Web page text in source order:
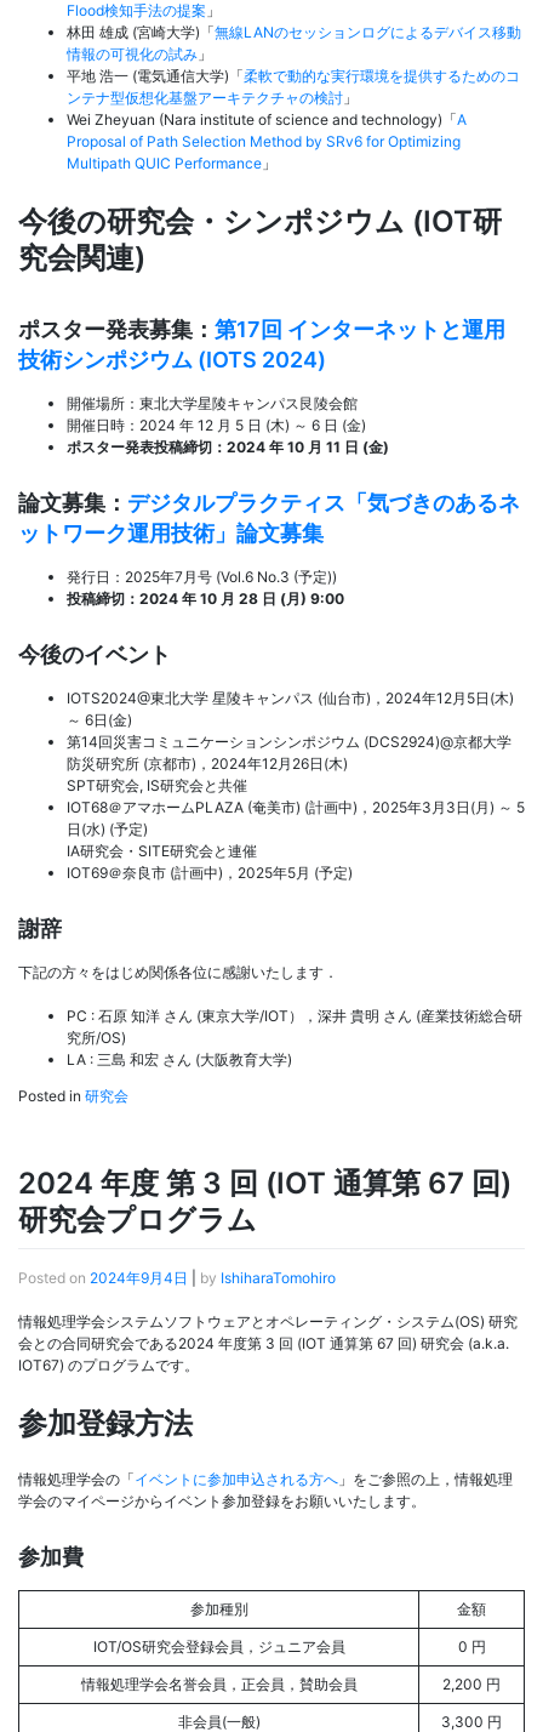
Flood検知手法の提案 」
林田 雄成 (宮崎大学)「無線LANのセッションログによるデバイス移動
情報の可視化の試み 」
平地 浩一 (電気通信大学)「柔軟で動的な実行環境を提供するためのコ
ンテナ型仮想化基盤アーキテクチャの検討 」
Wei Zheyuan (Nara institute of science and technology)「A
Proposal of Path Selection Method by SRv6 for Optimizing
Multipath QUIC Performance 」
今後の研究会・シンポジウム (IOT研
究会関連)
ポスター発表募集： 第17回 インターネットと運用
技術シンポジウム (IOTS 2024)
開催場所：東北大学星陵キャンパス艮陵会館
開催日時：2024 年 12 月 5 日 (木) ～ 6 日 (金)
ポスター発表投稿締切：2024 年 10 月 11 日 (金)
論文募集： デジタルプラクティス「気づきのあるネ
ットワーク運用技術」論文募集
発行日：2025年7月号 (Vol.6 No.3 (予定))
投稿締切：2024 年 10 月 28 日 (月) 9:00
今後のイベント
IOTS2024@東北大学 星陵キャンパス (仙台市)，2024年12月5日(木)
～ 6日(金)
第14回災害コミュニケーションシンポジウム (DCS2924)@京都大学
防災研究所 (京都市)，2024年12月26日(木)
SPT研究会, IS研究会と共催
IOT68＠アマホームPLAZA (奄美市) (計画中)，2025年3月3日(月) ～ 5
日(水) (予定)
IA研究会・SITE研究会と連催
IOT69＠奈良市 (計画中)，2025年5月 (予定)
謝辞
下記の方々をはじめ関係各位に感謝いたします．
PC : 石原 知洋 さん (東京大学/IOT），深井 貴明 さん (産業技術総合研
究所/OS)
LA : 三島 和宏 さん (大阪教育大学)
Posted in 研究会
2024 年度 第 3 回 (IOT 通算第 67 回)
研究会プログラム
Posted on 2024年9月4日 by IshiharaTomohiro
情報処理学会システムソフトウェアとオペレーティング・システム(OS) 研究
会との合同研究会である2024 年度第 3 回 (IOT 通算第 67 回) 研究会 (a.k.a.
IOT67) のプログラムです。
参加登録方法
情報処理学会の「イベントに参加申込される方へ 」をご参照の上，情報処理
学会のマイページからイベント参加登録をお願いいたします。
参加費
参加種別 金額
IOT/OS研究会登録会員，ジュニア会員 0 円
情報処理学会名誉会員，正会員，賛助会員 2,200 円
非会員(一般) 3,300 円